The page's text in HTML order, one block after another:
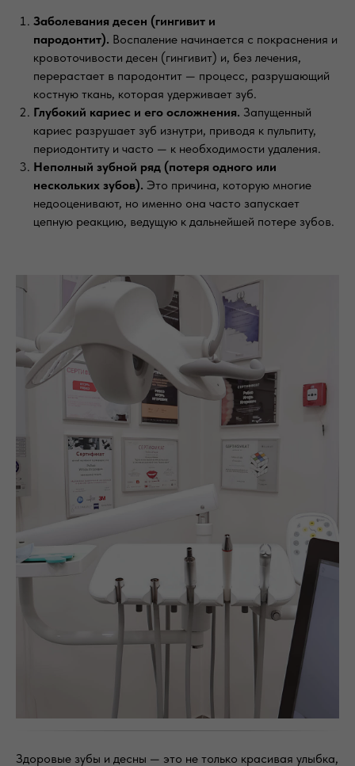
Заболевания десен (гингивит и
пародонтит). Воспаление начинается с покраснения и
кровоточивости десен (гингивит) и, без лечения,
перерастает в пародонтит — процесс, разрушающий
костную ткань, которая удерживает зуб.
Глубокий кариес и его осложнения. Запущенный
кариес разрушает зуб изнутри, приводя к пульпиту,
периодонтиту и часто — к необходимости удаления.
Неполный зубной ряд (потеря одного или
нескольких зубов). Это причина, которую многие
недооценивают, но именно она часто запускает
цепную реакцию, ведущую к дальнейшей потере зубов.
Здоровые зубы и десны — это не только красивая улыбка,